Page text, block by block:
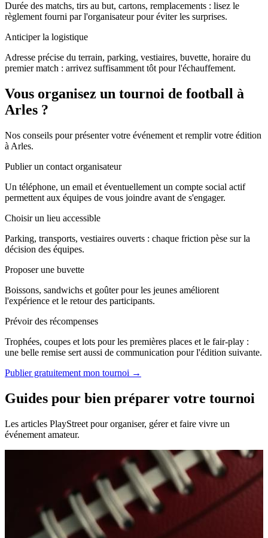
Durée des matchs, tirs au but, cartons, remplacements : lisez le
règlement fourni par l'organisateur pour éviter les surprises.
Anticiper la logistique
Adresse précise du terrain, parking, vestiaires, buvette, horaire du
premier match : arrivez suffisamment tôt pour l'échauffement.
Vous organisez un tournoi de football à
Arles ?
Nos conseils pour présenter votre événement et remplir votre édition
à Arles.
Publier un contact organisateur
Un téléphone, un email et éventuellement un compte social actif
permettent aux équipes de vous joindre avant de s'engager.
Choisir un lieu accessible
Parking, transports, vestiaires ouverts : chaque friction pèse sur la
décision des équipes.
Proposer une buvette
Boissons, sandwichs et goûter pour les jeunes améliorent
l'expérience et le retour des participants.
Prévoir des récompenses
Trophées, coupes et lots pour les premières places et le fair-play :
une belle remise sert aussi de communication pour l'édition suivante.
Publier gratuitement mon tournoi →
Guides pour bien préparer votre tournoi
Les articles PlayStreet pour organiser, gérer et faire vivre un
événement amateur.